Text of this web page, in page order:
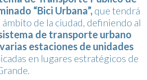
“Bici Urbana”, que tendrá
de la ciudad, definiendo al
de transporte urbano
estaciones de unidades
en lugares estratégicos de